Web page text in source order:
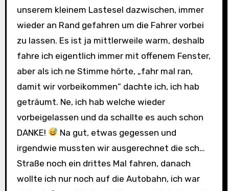
unserem kleinem Lastesel dazwischen, immer
wieder an Rand gefahren um die Fahrer vorbei
zu lassen. Es ist ja mittlerweile warm, deshalb
fahre ich eigentlich immer mit offenem Fenster,
aber als ich ne Stimme hörte, „fahr mal ran,
damit wir vorbeikommen“ dachte ich, ich hab
geträumt. Ne, ich hab welche wieder
vorbeigelassen und da schallte es auch schon
DANKE!
Na gut, etwas gegessen und
irgendwie mussten wir ausgerechnet die sch…
Straße noch ein drittes Mal fahren, danach
wollte ich nur noch auf die Autobahn, ich war